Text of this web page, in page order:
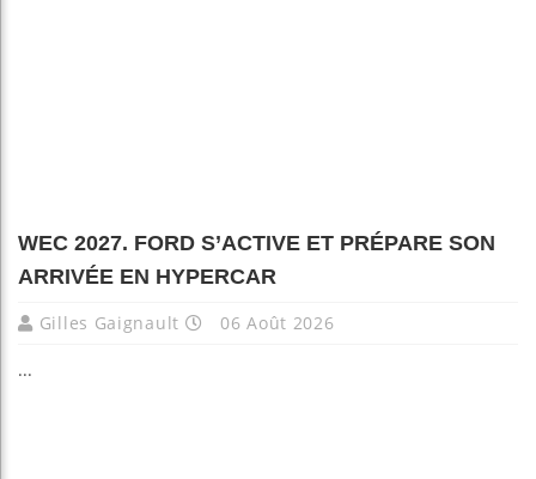
WEC 2027. FORD S’ACTIVE ET PRÉPARE SON
ARRIVÉE EN HYPERCAR
Gilles Gaignault 06 Août 2026
...